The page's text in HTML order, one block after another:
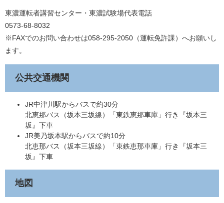
東濃運転者講習センター・東濃試験場代表電話
0573-68-8032
※FAXでのお問い合わせは058-295-2050（運転免許課）へお願いし
ます。
公共交通機関
JR中津川駅からバスで約30分
北恵那バス（坂本三坂線）「東鉄恵那車庫」行き『坂本三
坂』下車
JR美乃坂本駅からバスで約10分
北恵那バス（坂本三坂線）「東鉄恵那車庫」行き『坂本三
坂』下車
地図